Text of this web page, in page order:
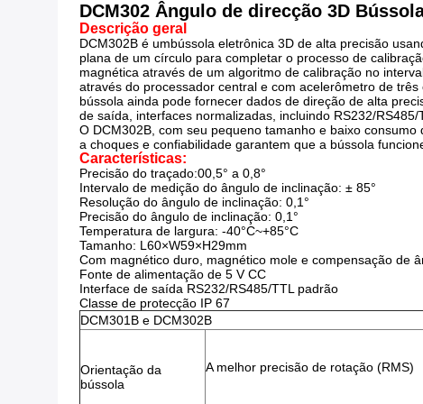
DCM302 Ângulo de direcção 3D
Descrição geral
DCM302B é umbússola eletrônica 3D de alta precisão
plana de um círculo para completar o processo de
magnética através de um algoritmo de calibração no
através do processador central e com acelerômetro de
bússola ainda pode fornecer dados de direção de alta
de saída, interfaces normalizadas, incluindo RS232/
O DCM302B, com seu pequeno tamanho e baixo
a choques e confiabilidade garantem que a bússola
Características:
Precisão do traçado:00,5° a 0,8°
Intervalo de medição do ângulo de inclinação: ± 85°
Resolução do ângulo de inclinação: 0,1°
Precisão do ângulo de inclinação: 0,1°
Temperatura de largura: -40°C~+85°C
Tamanho: L60×W59×H29mm
Com magnético duro, magnético mole e compensação de
Fonte de alimentação de 5 V CC
Interface de saída RS232/RS485/TTL padrão
Classe de protecção IP 67
DCM301B e DCM302B
Orientação da
bússola
A melhor precisão de rotação (RMS)